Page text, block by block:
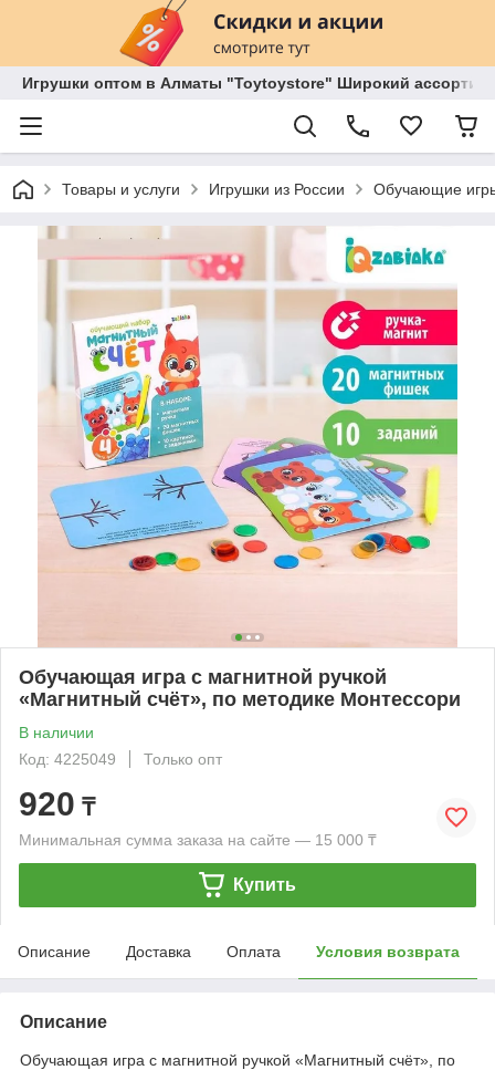
Игрушки оптом в Алматы "Toytoystore" Широкий
Товары и услуги Игрушки из России Обучающие
Обучающая игра с магнитной ручкой
«Магнитный счёт», по методике Монтессори
В наличии
Код: 4225049
Только опт
920 ₸
Минимальная сумма заказа на сайте — 15 000 ₸
Купить
Описание Доставка Оплата Условия возврата
Описание
Обучающая игра с магнитной ручкой «Магнитный счёт», по